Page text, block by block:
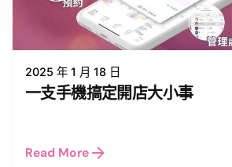
2025 年 1 月 18 日
一支手機搞定開店大小事
Read More